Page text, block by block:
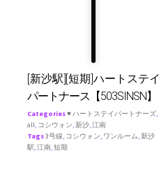
[新沙駅][短期]ハートステイ
パートナース【503SINSN】
Categories♥ ハートステイパートナーズ,
all, コシウォン,新沙,江南
Tags3号線, コシウォン, ワンルーム,新沙
駅,江南,短期